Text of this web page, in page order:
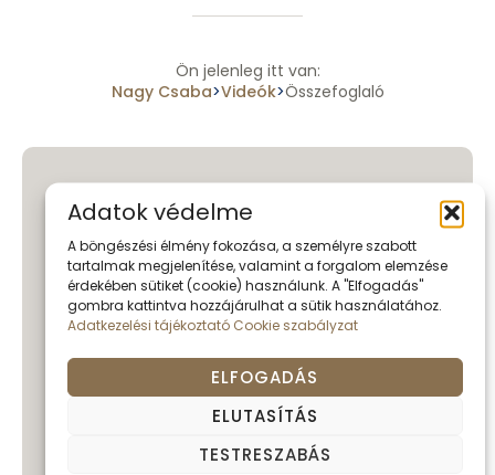
Adatok védelme
A böngészési élmény fokozása, a személyre szabott
tartalmak megjelenítése, valamint a forgalom elemzése
érdekében sütiket (cookie) használunk. A "Elfogadás"
gombra kattintva hozzájárulhat a sütik használatához.
Adatkezelési tájékoztató Cookie szabályzat
ELFOGADÁS
ELUTASÍTÁS
TESTRESZABÁS
Ön jelenleg itt van:
Nagy Csaba>Videók>Összefoglaló
Pár szóban
Köszönöm, hogy megtisztelt
látogatásával.Örömmel tölt el, hogy
érdeklődik munkám és közéleti
tevékenységem iránt. Ezen az oldalon
igyekszem átfogó képet adni eddigi
pályafutásomról, jelenlegi feladataimról, és
azokról a célokról, amelyekért nap mint
egész ország fejlődéséért.